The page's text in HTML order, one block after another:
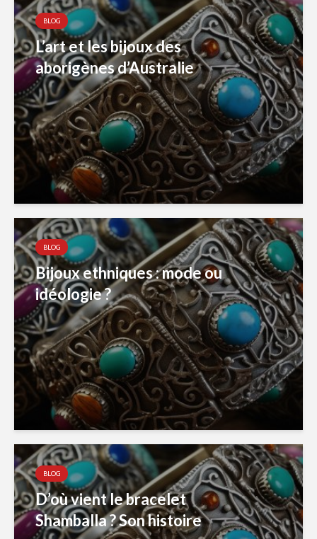
BLOG
L’art et les bijoux des
aborigènes d’Australie
BLOG
Bijoux ethniques : mode ou
idéologie ?
BLOG
D’où vient le bracelet
Shamballa ? Son histoire